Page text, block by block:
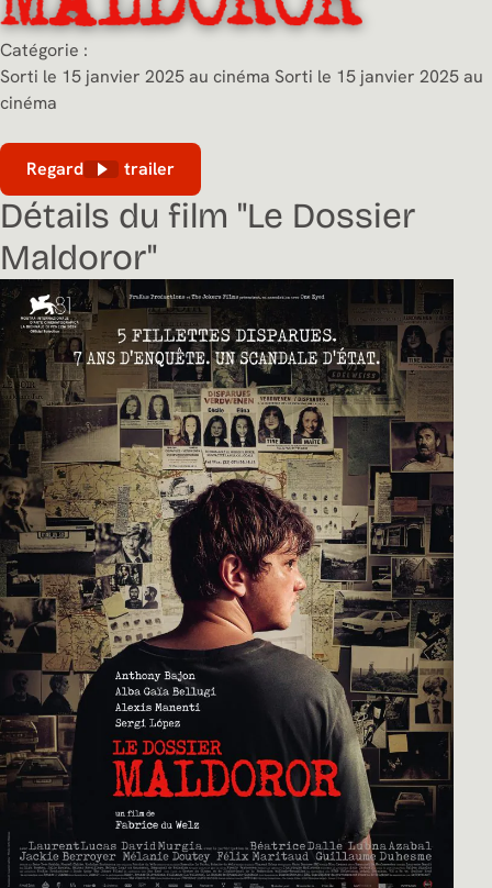
Catégorie :
Sorti le 15 janvier 2025 au cinéma Sorti le 15 janvier 2025 au
cinéma
Regarder le trailer
Détails du film "Le Dossier
Maldoror"